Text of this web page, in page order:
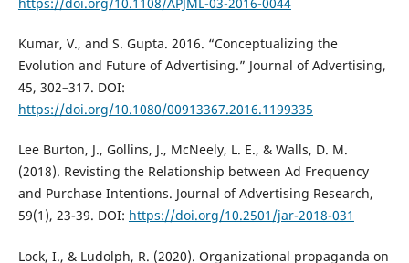
https://doi.org/10.1108/APJML-03-2016-0044
Kumar, V., and S. Gupta. 2016. “Conceptualizing the
Evolution and Future of Advertising.” Journal of Advertising,
45, 302–317. DOI:
https://doi.org/10.1080/00913367.2016.1199335
Lee Burton, J., Gollins, J., McNeely, L. E., & Walls, D. M.
(2018). Revisting the Relationship between Ad Frequency
and Purchase Intentions. Journal of Advertising Research,
59(1), 23-39. DOI: https://doi.org/10.2501/jar-2018-031
Lock, I., & Ludolph, R. (2020). Organizational propaganda on